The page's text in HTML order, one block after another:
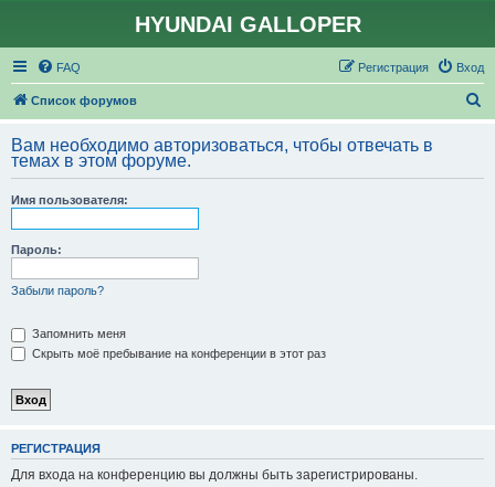
HYUNDAI GALLOPER
FAQ Вход
Регистрация
Список форумов
с
Вам необходимо авторизоваться, чтобы отвечать в
темах в этом форуме.
Имя пользователя:
Пароль:
Забыли пароль?
Запомнить меня
Скрыть моё пребывание на конференции в этот раз
РЕГИСТРАЦИЯ
Для входа на конференцию вы должны быть зарегистрированы.